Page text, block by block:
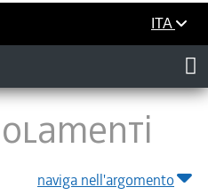
ITA
naviga nell'argomento